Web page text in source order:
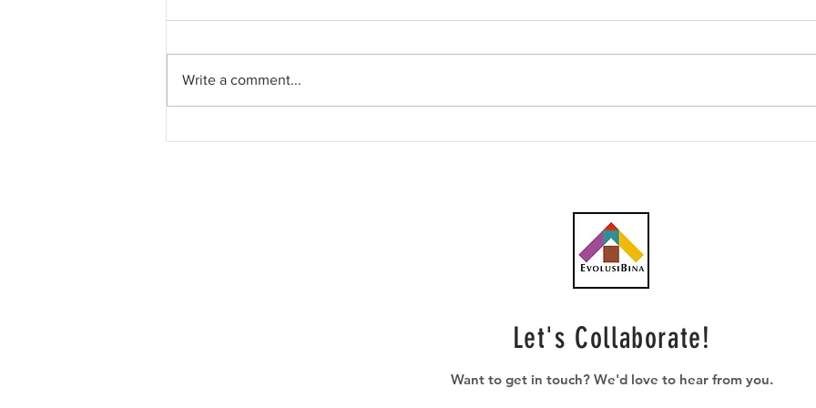
Write a comment...
Let's Collaborate!
Want to get in touch? We'd love to hear from you.